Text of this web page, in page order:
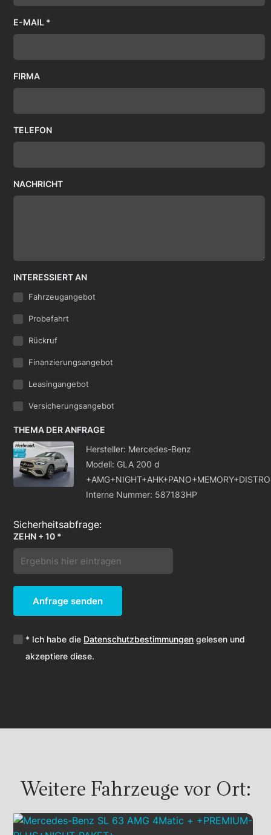
E-MAIL *
FIRMA
TELEFON
NACHRICHT
INTERESSIERT AN
Fahrzeugangebot
Probefahrt
Rückruf
Finanzierungsangebot
Leasingangebot
Versicherungsangebot
THEMA DER ANFRAGE
Hersteller: Mercedes-Benz
Modell: GLA 200 d
Interne Nummer: 587183HP
ZEHN + 10 *
Anfrage senden
* Ich habe die Datenschutzbestimmungen gelesen und
akzeptiere diese.
Weitere Fahrzeuge vor Ort: